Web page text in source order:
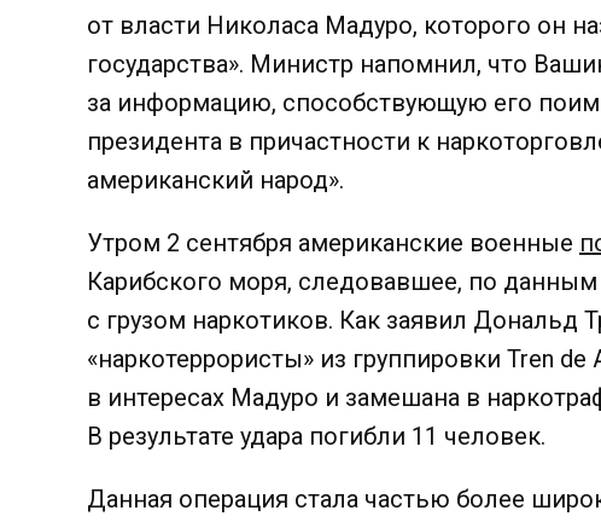
от власти Николаса Мадуро, которого он
государства». Министр напомнил, что
за информацию, способствующую его
президента в причастности к
американский народ».
Утром 2 сентября американские военные
Карибского моря, следовавшее, по
с грузом наркотиков. Как заявил Дональд
«наркотеррористы» из группировки Tren de
в интересах Мадуро и замешана в
В результате удара погибли 11 человек.
Данная операция стала частью более